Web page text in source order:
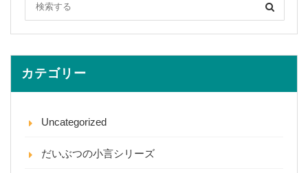
カテゴリー
Uncategorized
だいぶつの小言シリーズ